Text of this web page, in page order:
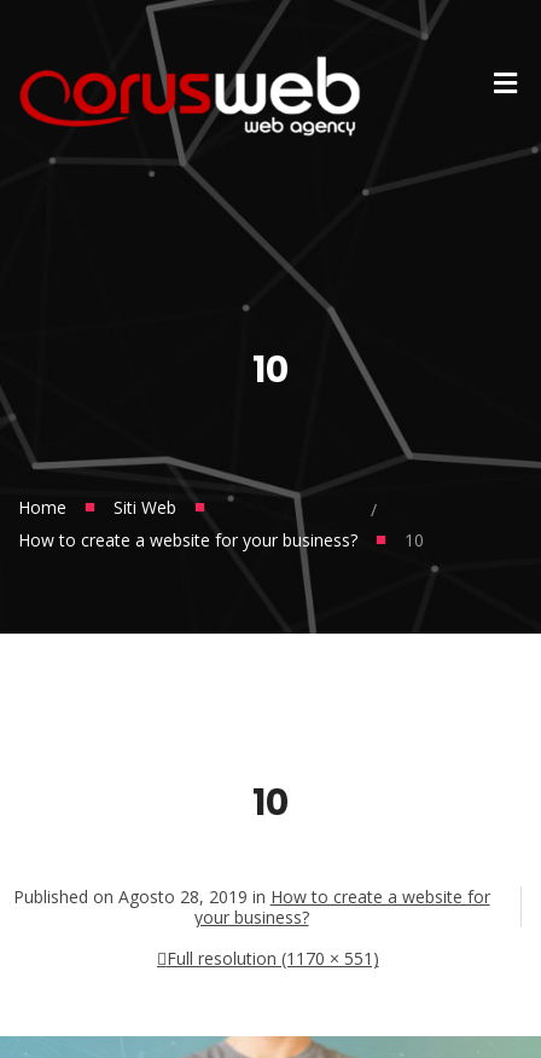
10
Home ■ Siti Web ■
/
How to create a website for your business?
■ 10
10
Published on Agosto 28, 2019 in How to create a website for
your business?
Full resolution (1170 × 551)